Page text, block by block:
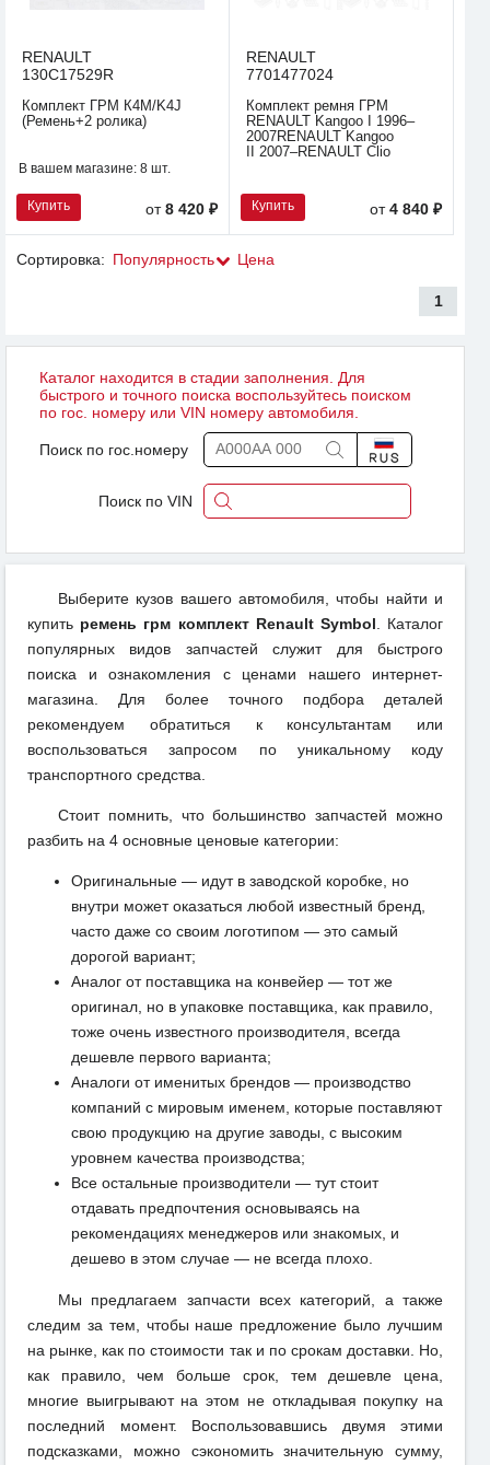
RENAULT
130C17529R
Комплект ГРМ К4М/K4J
(Ремень+2 ролика)
В вашем магазине: 8 шт.
Купить от8 420 ₽
RENAULT
7701477024
Комплект ремня ГРМ
RENAULT Kangoo I 1996–
2007RENAULT Kangoo
II 2007–RENAULT Clio
Купить от4 840 ₽
Сортировка: Популярность Цена
1
Каталог находится в стадии заполнения. Для
быстрого и точного поиска воспользуйтесь поиском
по гос. номеру или VIN номеру автомобиля.
Поиск по гос.номеру
Поиск по VIN
Выберите кузов вашего автомобиля, чтобы найти и
купить ремень грм комплект Renault Symbol . Каталог
популярных видов запчастей служит для быстрого
поиска и ознакомления с ценами нашего интернет-
магазина. Для более точного подбора деталей
рекомендуем обратиться к консультантам или
воспользоваться запросом по уникальному коду
транспортного средства.
Стоит помнить, что большинство запчастей можно
разбить на 4 основные ценовые категории:
Оригинальные — идут в заводской коробке, но
внутри может оказаться любой известный бренд,
часто даже со своим логотипом — это самый
дорогой вариант;
Аналог от поставщика на конвейер — тот же
оригинал, но в упаковке поставщика, как правило,
тоже очень известного производителя, всегда
дешевле первого варианта;
Аналоги от именитых брендов — производство
компаний с мировым именем, которые поставляют
свою продукцию на другие заводы, с высоким
уровнем качества производства;
Все остальные производители — тут стоит
отдавать предпочтения основываясь на
рекомендациях менеджеров или знакомых, и
дешево в этом случае — не всегда плохо.
Мы предлагаем запчасти всех категорий, а также
следим за тем, чтобы наше предложение было лучшим
на рынке, как по стоимости так и по срокам доставки. Но,
как правило, чем больше срок, тем дешевле цена,
многие выигрывают на этом не откладывая покупку на
последний момент. Воспользовавшись двумя этими
подсказками, можно сэкономить значительную сумму,